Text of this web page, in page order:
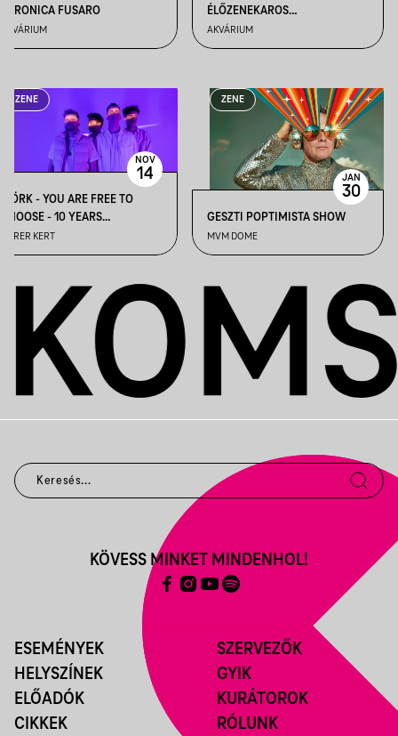
VERONICA FUSARO
AKVÁRIUM
ÉLŐZENEKAROS
NAGYKONCERT
AKVÁRIUM
ZENE
MÖRK - YOU ARE FREE TO
CHOOSE - 10 YEARS
ANNIVERSARY
DÜRER KERT
NOV
14
ZENE
GESZTI POPTIMISTA SHOW
MVM DOME
JAN
30
ESEMÉNYEK
HELYSZÍNEK
ELŐADÓK
CIKKEK
SZERVEZŐK
GYIK
KURÁTOROK
RÓLUNK
KÖVESS MINKET MINDENHOL!